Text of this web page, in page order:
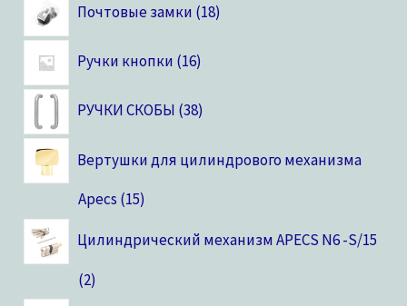
Почтовые замки 18
Ручки кнопки 16
РУЧКИ СКОБЫ 38
Вертушки для цилиндрового механизма
Apecs 15
Цилиндрический механизм APECS N6 -S/15
2